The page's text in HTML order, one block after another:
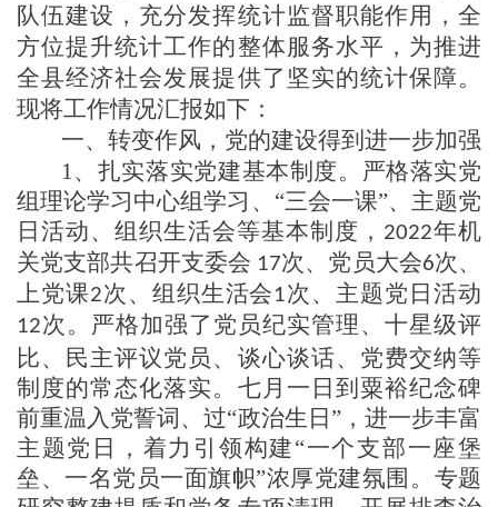
队伍建设，充分发挥统计监督职能作用，全
方位提升统计工作的整体服务水平， 为推进
全县经济社会发展提供了 坚实的统计保障。
现将工作情况汇报如下：
一、转变作风， 党的建设得到进一步加强
1、 扎实落实党建基本制度。严格落实党
组理论学习中心组学习、“三会一课”、主题党
日活动、组织生活会等基本制度， 2022年机
关党支部共召开支委会 17次、党员大会6次、
上党课2次、组织生活会1次、主题党日活动
12次 。严格加强了 党员纪实管理、 十星级评
比、
民主评议党员、谈心谈话、 党费交纳等
制度的常态化落实。 七月一日到粟裕纪念碑
前重温入党誓词、过“政治生日”，进一步丰富
主题党日，着力引领构建“一个支部一座堡
垒、一名党员一面旗帜”浓厚党建氛围。 专题